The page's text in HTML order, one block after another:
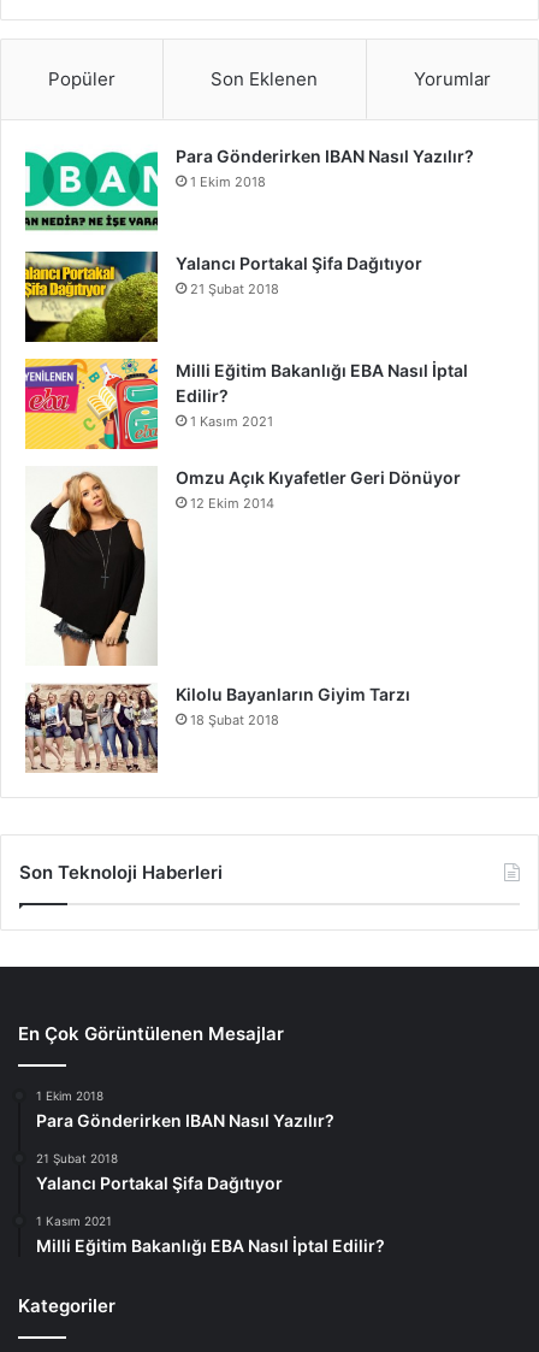
Popüler Son Eklenen Yorumlar
Para Gönderirken IBAN Nasıl Yazılır?
1 Ekim 2018
Yalancı Portakal Şifa Dağıtıyor
21 Şubat 2018
Milli Eğitim Bakanlığı EBA Nasıl İptal
Edilir?
1 Kasım 2021
Omzu Açık Kıyafetler Geri Dönüyor
12 Ekim 2014
Kilolu Bayanların Giyim Tarzı
18 Şubat 2018
Son Teknoloji Haberleri
En Çok Görüntülenen Mesajlar
1 Ekim 2018
Para Gönderirken IBAN Nasıl Yazılır?
21 Şubat 2018
Yalancı Portakal Şifa Dağıtıyor
1 Kasım 2021
Milli Eğitim Bakanlığı EBA Nasıl İptal Edilir?
Kategoriler